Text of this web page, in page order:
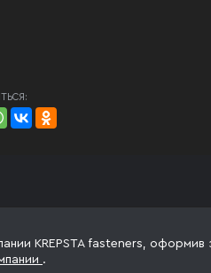
KREPSTA fasteners, оформив
.